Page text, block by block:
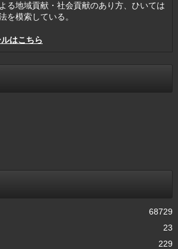
る地域貢献・社会貢献のあり方、ひいては
を模索している。
はこちら
68729
23
229